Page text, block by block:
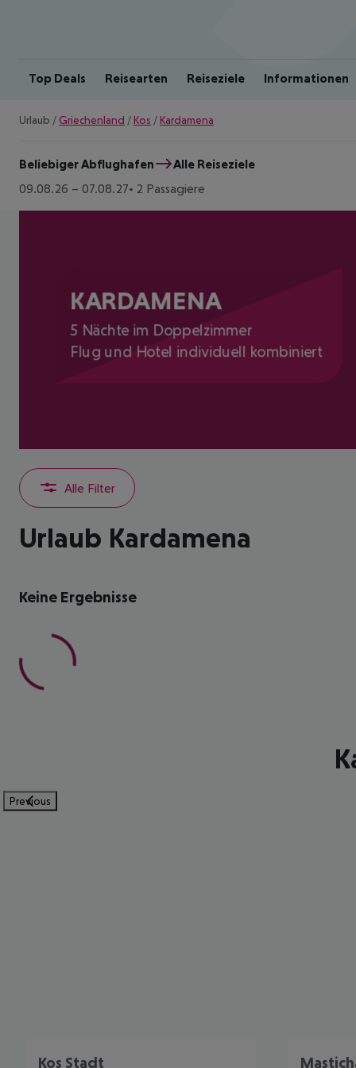
Top Deals Reisearten Reiseziele Informationen
Urlaub / Griechenland / Kos / Kardamena
Beliebiger Abflughafen
Alle Reiseziele
09.08.26 – 07.08.27 2 Passagiere
KARDAMENA
5 Nächte im Doppelzimmer
Flug und Hotel individuell kombiniert
Alle Filter
Urlaub Kardamena
Keine Ergebnisse
Previous
Kos Stadt